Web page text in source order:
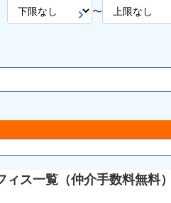
〜
ィス一覧（仲介手数料無料